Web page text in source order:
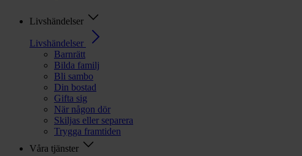
Livshändelser
Livshändelser
Barnrätt
Bilda familj
Bli sambo
Din bostad
Gifta sig
När någon dör
Skiljas eller separera
Trygga framtiden
Våra tjänster